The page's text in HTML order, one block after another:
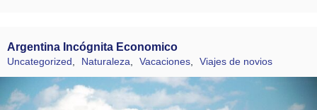
Argentina Incógnita Economico
Uncategorized, Naturaleza, Vacaciones, Viajes de novios